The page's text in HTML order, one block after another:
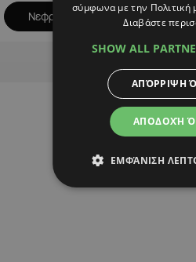
Νεφρολογικό Κέντρο Νεφροντίδα
Advertisement
σύμφωνα με την Πολιτική
Διαβάστε
SHOW ALL
ΑΠΟΔΟΧΉ
ΑΠΌΡΡΙΨΗ
ΕΜΦΆΝΙΣΗ